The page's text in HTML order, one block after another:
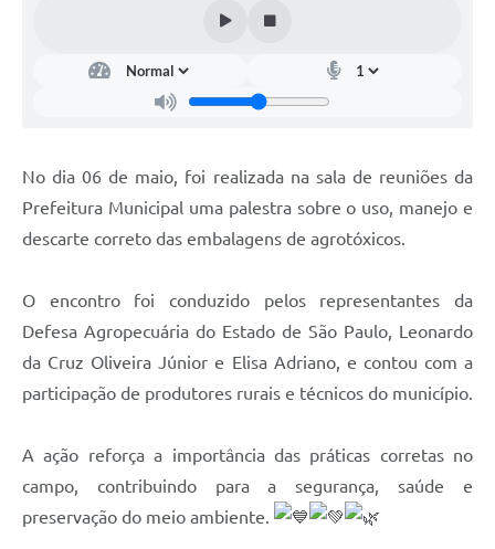
No dia 06 de maio, foi realizada na sala de reuniões da
Prefeitura Municipal uma palestra sobre o uso, manejo e
descarte correto das embalagens de agrotóxicos.
O encontro foi conduzido pelos representantes da
Defesa Agropecuária do Estado de São Paulo, Leonardo
da Cruz Oliveira Júnior e Elisa Adriano, e contou com a
participação de produtores rurais e técnicos do município.
A ação reforça a importância das práticas corretas no
campo, contribuindo para a segurança, saúde e
preservação do meio ambiente.